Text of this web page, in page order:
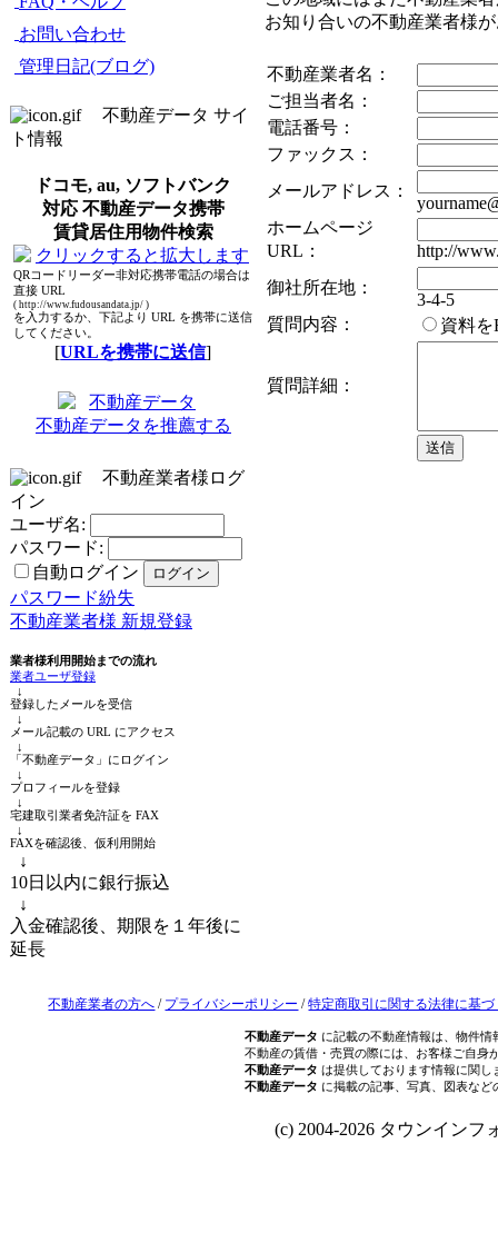
お問い合わせ
管理日記(ブログ)
不動産データ サイ
ト情報
ドコモ, au, ソフトバンク
対応 不動産データ携帯
賃貸居住用物件検索
QRコードリーダー非対応携帯電話の場合は
直接 URL
( http://www.fudousandata.jp/ )
を入力するか、下記より URL を携帯に送信
してください。
[URLを携帯に送信]
不動産データを推薦する
不動産業者様ログ
イン
ユーザ名:
パスワード:
自動ログイン
パスワード紛失
不動産業者様 新規登録
業者様利用開始までの流れ
業者ユーザ登録
↓
登録したメールを受信
↓
メール記載の URL にアクセス
↓
「不動産データ」にログイン
↓
プロフィールを登録
↓
宅建取引業者免許証を FAX
↓
FAXを確認後、仮利用開始
↓
10日以内に銀行振込
↓
入金確認後、期限を１年後に
延長
お知り合いの不動産業者様
不動産業者名：
ご担当者名：
電話番号：
ファックス：
メールアドレス：
ホームページ
URL：
http://
御社所在地：
3-4-5
質問内容：
資料
質問詳細：
不動産業者の方へ / プライバシーポリシー /特定商取引に関する法律に基
不動産データ に記載の不動産情報は、物件
不動産の賃借・売買の際には、お客様ご自身
不動産データ は提供しております情報に関し
不動産データ に掲載の記事、写真、図表な
(c) 2004-2026 タウンインフ